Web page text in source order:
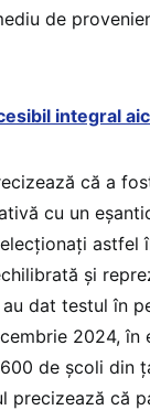
de
integral
că a
cu un
astfel
și
au dat testul în
2024, în
de școli din
precizează că